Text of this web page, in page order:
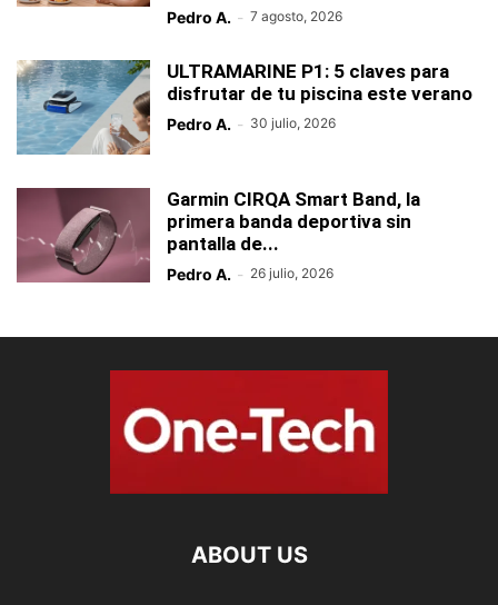
Pedro A. - 7 agosto, 2026
ULTRAMARINE P1: 5 claves para
disfrutar de tu piscina este verano
Pedro A. - 30 julio, 2026
Garmin CIRQA Smart Band, la
primera banda deportiva sin
pantalla de...
Pedro A. - 26 julio, 2026
ABOUT US